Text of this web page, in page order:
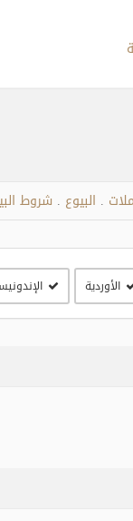
البيوع شروط
الأوردية